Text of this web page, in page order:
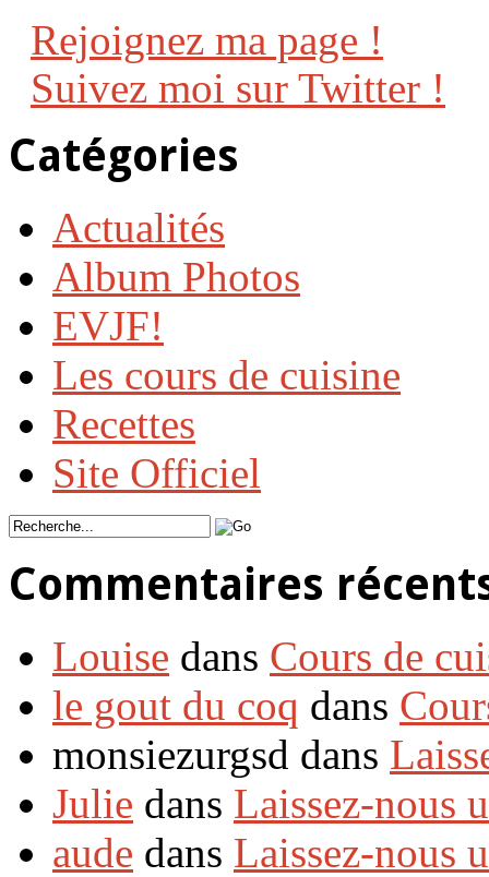
Rejoignez ma page !
Suivez moi sur Twitter !
Catégories
Actualités
Album Photos
EVJF!
Les cours de cuisine
Recettes
Site Officiel
Commentaires
Louise dans Cours de
le gout du coq dans
monsiezurgsd dans
Julie dans Laissez-nous
aude dans Laissez-nous